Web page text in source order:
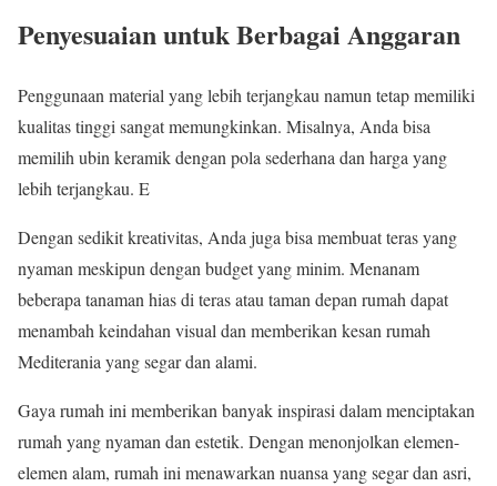
Penyesuaian untuk Berbagai Anggaran
Penggunaan material yang lebih terjangkau namun tetap memiliki
kualitas tinggi sangat memungkinkan. Misalnya, Anda bisa
memilih ubin keramik dengan pola sederhana dan harga yang
lebih terjangkau. E
Dengan sedikit kreativitas, Anda juga bisa membuat teras yang
nyaman meskipun dengan budget yang minim. Menanam
beberapa tanaman hias di teras atau taman depan rumah dapat
menambah keindahan visual dan memberikan kesan rumah
Mediterania yang segar dan alami.
Gaya rumah ini memberikan banyak inspirasi dalam menciptakan
rumah yang nyaman dan estetik. Dengan menonjolkan elemen-
elemen alam, rumah ini menawarkan nuansa yang segar dan asri,